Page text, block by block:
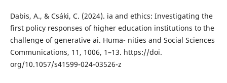
Dabis, A., & Csáki, C. (2024). ia and ethics: Investigating the
first policy responses of higher education institutions to the
challenge of generative ai. Huma- nities and Social Sciences
Communications, 11, 1006, 1–13. https://doi.
org/10.1057/s41599-024-03526-z